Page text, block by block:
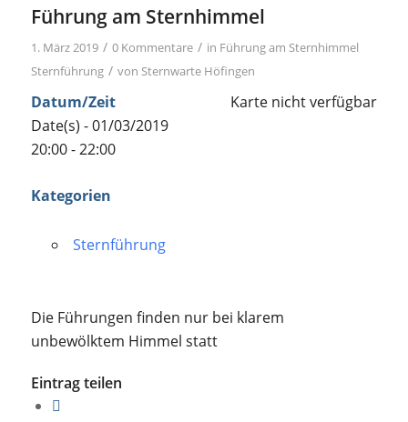
Führung am Sternhimmel
1. März 2019 / 0 Kommentare / in Führung am Sternhimmel
Sternführung / von Sternwarte Höfingen
Karte nicht verfügbar
Datum/Zeit
Date(s) - 01/03/2019
20:00 - 22:00
Kategorien
Sternführung
Die Führungen finden nur bei klarem
unbewölktem Himmel statt
Eintrag teilen